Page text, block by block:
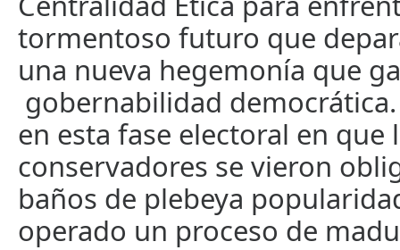
tormentoso futuro que
una nueva hegemonía que
gobernabilidad
en esta fase electoral en que
conservadores se vieron
baños de plebeya
operado un proceso de